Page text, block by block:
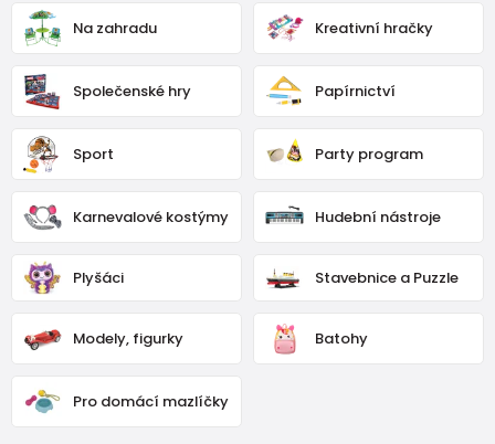
Na zahradu Kreativní hračky
Společenské hry Papírnictví
Sport Party program
Karnevalové kostýmy Hudební nástroje
Plyšáci Stavebnice a Puzzle
Modely, figurky Batohy
Pro domácí mazlíčky